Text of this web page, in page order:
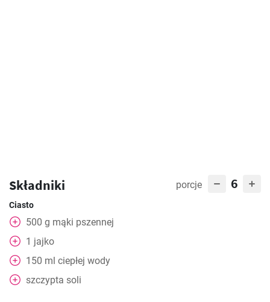
Składniki porcje 6
Ciasto
500 g mąki pszennej
1 jajko
150 ml ciepłej wody
szczypta soli